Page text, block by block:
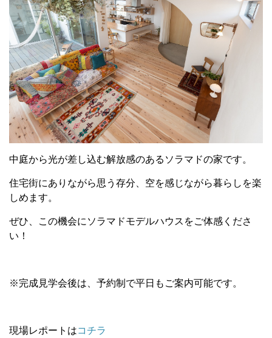
中庭から光が差し込む解放感のあるソラマドの家です。
住宅街にありながら思う存分、空を感じながら暮らしを楽
しめます。
ぜひ、この機会にソラマドモデルハウスをご体感くださ
い！
※完成見学会後は、予約制で平日もご案内可能です。
現場レポートはコチラ